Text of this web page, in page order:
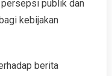
publik dan
kebijakan
berita